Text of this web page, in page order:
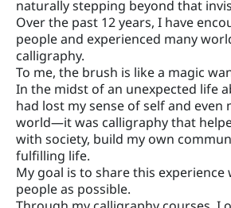
naturally stepping beyond that
Over the past 12 years, I have
people and experienced many
calligraphy.
To me, the brush is like a magic
In the midst of an unexpected life
had lost my sense of self and even
world—it was calligraphy that
with society, build my own
fulfilling life.
My goal is to share this experience
people as possible.